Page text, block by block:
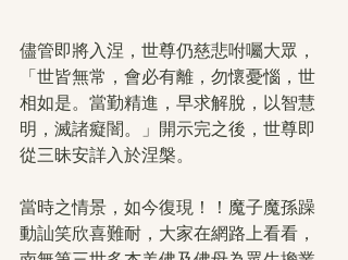
儘管即將入涅，世尊仍慈悲咐囑大眾，
「世皆無常，會必有離，勿懷憂惱，世
相如是。當勤精進，早求解脫，以智慧
明，滅諸癡闇。」開示完之後，世尊即
從三昧安詳入於涅槃。
當時之情景，如今復現！！魔子魔孫躁
動訕笑欣喜難耐，大家在網路上看看，